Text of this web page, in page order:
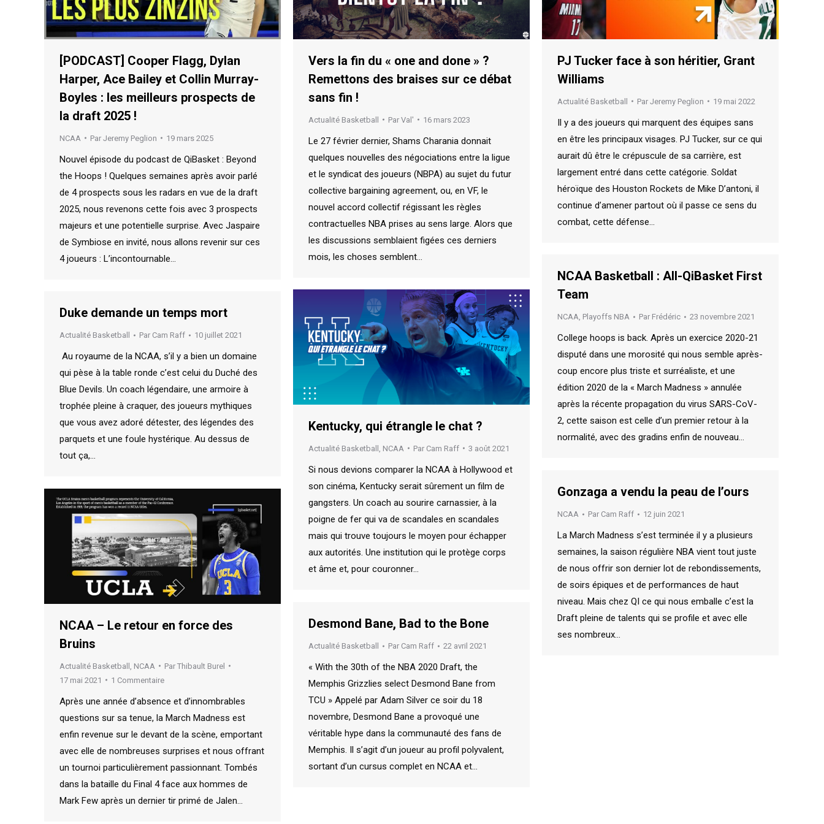
[PODCAST] Cooper Flagg, Dylan
Harper, Ace Bailey et Collin Murray-
Boyles : les meilleurs prospects de
la draft 2025 !
NCAA Par Jeremy Peglion 19 mars 2025
Nouvel épisode du podcast de QiBasket : Beyond
the Hoops ! Quelques semaines après avoir parlé
de 4 prospects sous les radars en vue de la draft
2025, nous revenons cette fois avec 3 prospects
majeurs et une potentielle surprise. Avec Jaspaire
de Symbiose en invité, nous allons revenir sur ces
4 joueurs : L’incontournable…
Vers la fin du « one and done » ?
Remettons des braises sur ce débat
sans fin !
Actualité Basketball Par Val' 16 mars 2023
Le 27 février dernier, Shams Charania donnait
quelques nouvelles des négociations entre la ligue
et le syndicat des joueurs (NBPA) au sujet du futur
collective bargaining agreement, ou, en VF, le
nouvel accord collectif régissant les règles
contractuelles NBA prises au sens large. Alors que
les discussions semblaient figées ces derniers
mois, les choses semblent…
PJ Tucker face à son héritier, Grant
Williams
Actualité Basketball Par Jeremy Peglion 19 mai 2022
Il y a des joueurs qui marquent des équipes sans
en être les principaux visages. PJ Tucker, sur ce qui
aurait dû être le crépuscule de sa carrière, est
largement entré dans cette catégorie. Soldat
héroïque des Houston Rockets de Mike D’antoni, il
continue d’amener partout où il passe ce sens du
combat, cette défense…
NCAA Basketball : All-QiBasket First
Team
NCAA, Playoffs NBA Par Frédéric 23 novembre 2021
College hoops is back. Après un exercice 2020-21
disputé dans une morosité qui nous semble après-
coup encore plus triste et surréaliste, et une
édition 2020 de la « March Madness » annulée
après la récente propagation du virus SARS-CoV-
2, cette saison est celle d’un premier retour à la
normalité, avec des gradins enfin de nouveau…
Kentucky, qui étrangle le chat ?
Actualité Basketball NCAA Par Cam Raff 3 août 2021
Si nous devions comparer la NCAA à Hollywood et
son cinéma, Kentucky serait sûrement un film de
gangsters. Un coach au sourire carnassier, à la
poigne de fer qui va de scandales en scandales
mais qui trouve toujours le moyen pour échapper
aux autorités. Une institution qui le protège corps
et âme et, pour couronner…
Duke demande un temps mort
Actualité Basketball Par Cam Raff 10 juillet 2021
Au royaume de la NCAA, s’il y a bien un domaine
qui pèse à la table ronde c’est celui du Duché des
Blue Devils. Un coach légendaire, une armoire à
trophée pleine à craquer, des joueurs mythiques
que vous avez adoré détester, des légendes des
parquets et une foule hystérique. Au dessus de
tout ça,…
Gonzaga a vendu la peau de l’ours
NCAA Par Cam Raff 12 juin 2021
La March Madness s’est terminée il y a plusieurs
semaines, la saison régulière NBA vient tout juste
de nous offrir son dernier lot de rebondissements,
de soirs épiques et de performances de haut
niveau. Mais chez QI ce qui nous emballe c’est la
Draft pleine de talents qui se profile et avec elle
ses nombreux…
NCAA – Le retour en force des
Bruins
Actualité Basketball NCAA Par Thibault Burel
17 mai 2021
1 Commentaire
Après une année d’absence et d’innombrables
questions sur sa tenue, la March Madness est
enfin revenue sur le devant de la scène, emportant
avec elle de nombreuses surprises et nous offrant
un tournoi particulièrement passionnant. Tombés
dans la bataille du Final 4 face aux hommes de
Mark Few après un dernier tir primé de Jalen…
Desmond Bane, Bad to the Bone
Actualité Basketball Par Cam Raff 22 avril 2021
« With the 30th of the NBA 2020 Draft, the
Memphis Grizzlies select Desmond Bane from
TCU » Appelé par Adam Silver ce soir du 18
novembre, Desmond Bane a provoqué une
véritable hype dans la communauté des fans de
Memphis. Il s’agit d’un joueur au profil polyvalent,
sortant d’un cursus complet en NCAA et…